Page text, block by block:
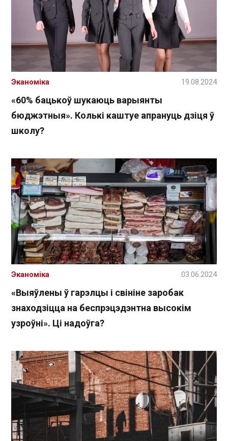
«60% бацькоў шукаюць варыянты
бюджэтныя». Колькі каштуе апрануць дзіця ў
школу?
Эканоміка 19.08.2024
«Выяўлены ў гарэлцы і свініне заробак
знаходзіцца на беспрэцэдэнтна высокім
узроўні». Ці надоўга?
Эканоміка 03.06.2024